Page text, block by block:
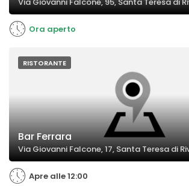
Via Giovanni Falcone, 95, Santa Teresa di
Ora aperto
RISTORANTE
Bar Ferrara
Via Giovanni Falcone, 17, Santa Teresa di
Apre alle 12:00